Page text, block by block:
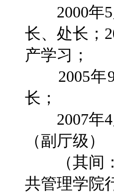
2000年5
长、处长；
产学习；
2005年9
长；
2007年4
（副厅级）
（其间：
共管理学院